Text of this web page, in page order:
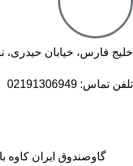
خلیج فارس، خیابان حیدری،
تلفن تماس: 02191306949
گاوصندوق ایران کاوه